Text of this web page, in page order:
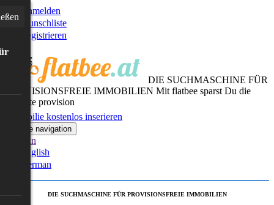
Anmelden
Wunschliste
Registrieren
DIE SUCHMASCHINE FÜR
PROVISIONSFREIE IMMOBILIEN Mit flatbee sparst Du die
gesamte provision
Immobilie kostenlos inserieren
Toggle navigation
German
English
German
DIE SUCHMASCHINE FÜR PROVISIONSFREIE IMMOBILIEN